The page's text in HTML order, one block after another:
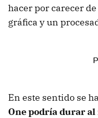
hacer por carecer
gráfica y un
En este sentido se
One podría durar al